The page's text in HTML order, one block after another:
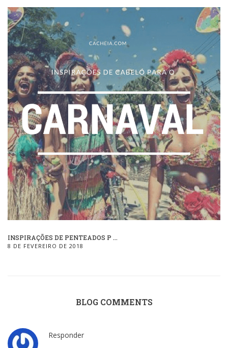
INSPIRAÇÕES DE PENTEADOS P ...
8 DE FEVEREIRO DE 2018
BLOG COMMENTS
Responder